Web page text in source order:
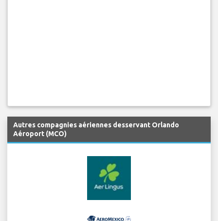
Autres compagnies aériennes desservant Orlando
Aéroport (MCO)